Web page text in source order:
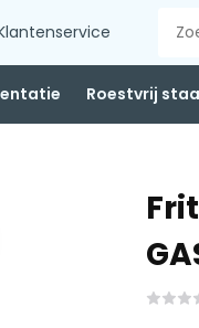
Roestvrij